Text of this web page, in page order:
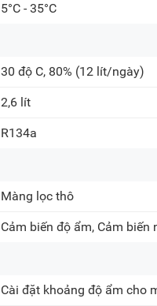
5°C - 35°C
30 độ C, 80% (12 lít/ngày)
2,6 lít
R134a
Màng lọc thô
Cảm biến độ ẩm, Cảm biến
Cài đặt khoảng độ ẩm cho